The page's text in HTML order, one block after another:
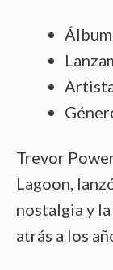
Trevor
Lagoon,
nostalgia y
atrás a los